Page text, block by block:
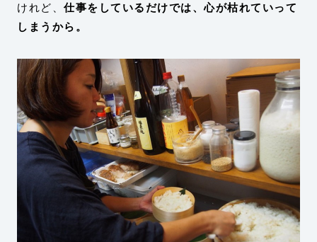
けれど、 仕事をしているだけでは、心が枯れていって
しまうから。